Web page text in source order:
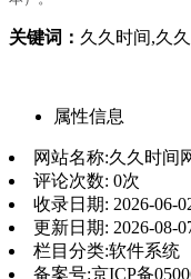
关键词： 久久时间,久
属性信息
网站名称:久久时间
评论次数: 0次
收录日期: 2026-06-
更新日期: 2026-08-
栏目分类:软件系统
备案号:京ICP备